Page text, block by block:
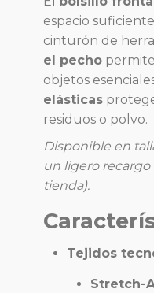
espacio
cinturón de
el pecho
objetos
elásticas
residuos o polvo.
Disponible en
un ligero
tienda).
Tejidos
Stretch-